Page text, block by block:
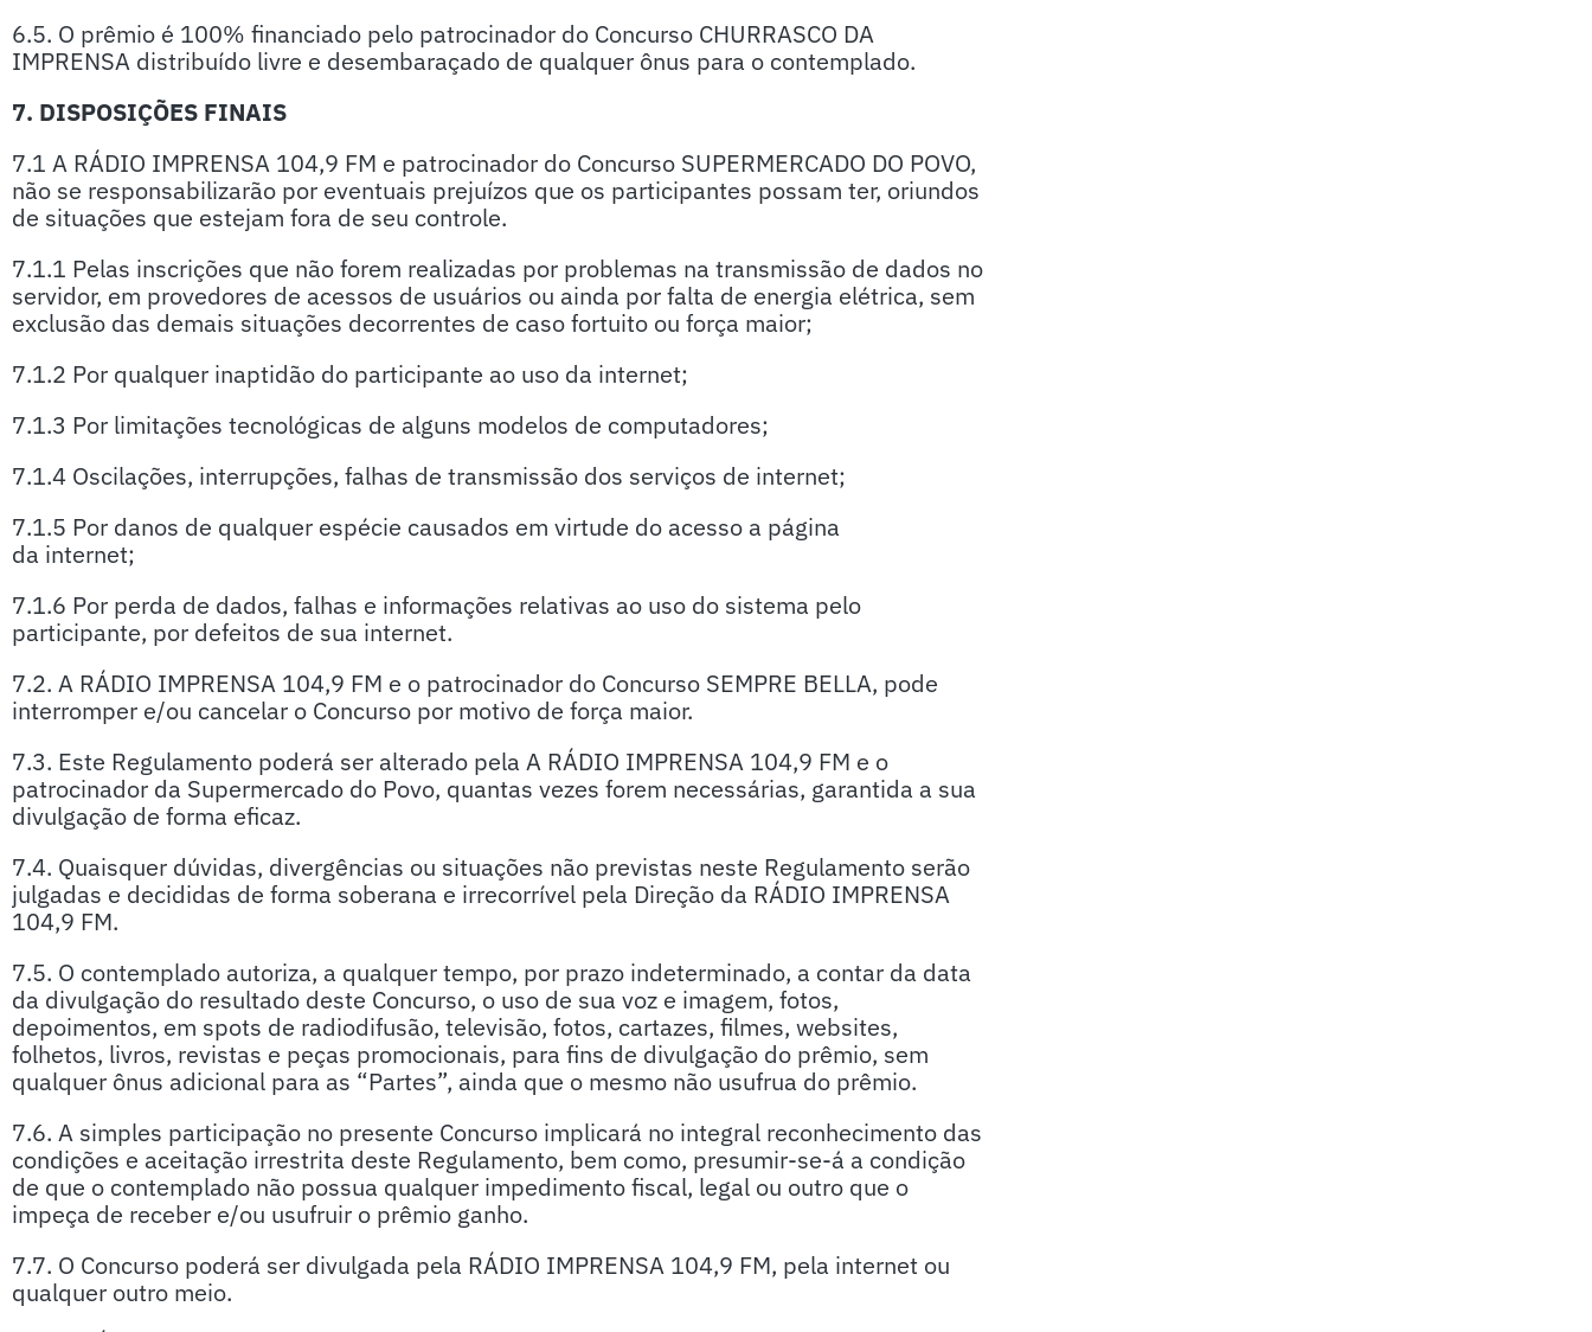
6.5. O prêmio é 100% financiado pelo patrocinador do Concurso CHURRASCO DA
IMPRENSA distribuído livre e desembaraçado de qualquer ônus para o contemplado.
7. DISPOSIÇÕES FINAIS
7.1 A RÁDIO IMPRENSA 104,9 FM e patrocinador do Concurso SUPERMERCADO DO POVO,
não se responsabilizarão por eventuais prejuízos que os participantes possam ter, oriundos
de situações que estejam fora de seu controle.
7.1.1 Pelas inscrições que não forem realizadas por problemas na transmissão de dados no
servidor, em provedores de acessos de usuários ou ainda por falta de energia elétrica, sem
exclusão das demais situações decorrentes de caso fortuito ou força maior;
7.1.2 Por qualquer inaptidão do participante ao uso da internet;
7.1.3 Por limitações tecnológicas de alguns modelos de computadores;
7.1.4 Oscilações, interrupções, falhas de transmissão dos serviços de internet;
7.1.5 Por danos de qualquer espécie causados em virtude do acesso a página
da internet;
7.1.6 Por perda de dados, falhas e informações relativas ao uso do sistema pelo
participante, por defeitos de sua internet.
7.2. A RÁDIO IMPRENSA 104,9 FM e o patrocinador do Concurso SEMPRE BELLA, pode
interromper e/ou cancelar o Concurso por motivo de força maior.
7.3. Este Regulamento poderá ser alterado pela A RÁDIO IMPRENSA 104,9 FM e o
patrocinador da Supermercado do Povo, quantas vezes forem necessárias, garantida a sua
divulgação de forma eficaz.
7.4. Quaisquer dúvidas, divergências ou situações não previstas neste Regulamento serão
julgadas e decididas de forma soberana e irrecorrível pela Direção da RÁDIO IMPRENSA
104,9 FM.
7.5. O contemplado autoriza, a qualquer tempo, por prazo indeterminado, a contar da data
da divulgação do resultado deste Concurso, o uso de sua voz e imagem, fotos,
depoimentos, em spots de radiodifusão, televisão, fotos, cartazes, filmes, websites,
folhetos, livros, revistas e peças promocionais, para fins de divulgação do prêmio, sem
qualquer ônus adicional para as “Partes”, ainda que o mesmo não usufrua do prêmio.
7.6. A simples participação no presente Concurso implicará no integral reconhecimento das
condições e aceitação irrestrita deste Regulamento, bem como, presumir-se-á a condição
de que o contemplado não possua qualquer impedimento fiscal, legal ou outro que o
impeça de receber e/ou usufruir o prêmio ganho.
7.7. O Concurso poderá ser divulgada pela RÁDIO IMPRENSA 104,9 FM, pela internet ou
qualquer outro meio.